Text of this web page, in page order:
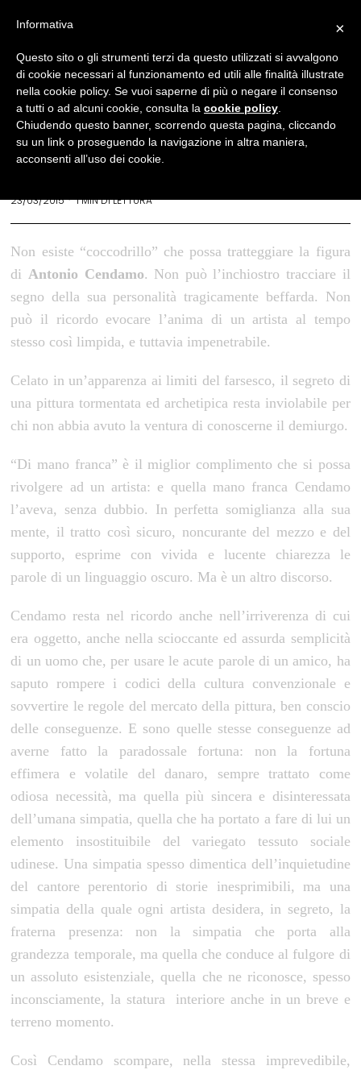
Arte
Addio ad Antonio
Cendamo, il Friuli piange il
suo artista
REDAZIONE
23/03/2015 1 MIN DI LETTURA
Non esiste “coccodrillo” che possa tratteggiare la figura
diAntonio Cendamo. Non può l’inchiostro tracciare il
segno della sua personalità tragicamente beffarda. Non
può il ricordo evocare l’anima di un artista al tempo
stesso così limpida, e tuttavia impenetrabile.
Celato in un’apparenza ai limiti del farsesco, il segreto di
una pittura tormentata ed archetipica resta inviolabile per
chi non abbia avuto la ventura di conoscerne il demiurgo.
“Di mano franca” è il miglior complimento che si possa
rivolgere ad un artista: e quella mano franca Cendamo
l’aveva, senza dubbio. In perfetta somiglianza alla sua
mente, il tratto così sicuro, noncurante del mezzo e del
supporto, esprime con vivida e lucente chiarezza le
parole di un linguaggio oscuro. Ma è un altro discorso.
Cendamo resta nel ricordo anche nell’irriverenza di cui
era oggetto, anche nella scioccante ed assurda semplicità
di un uomo che, per usare le acute parole di un amico, ha
saputo rompere i codici della cultura convenzionale e
sovvertire le regole del mercato della pittura, ben conscio
delle conseguenze. E sono quelle stesse conseguenze ad
averne fatto la paradossale fortuna: non la fortuna
effimera e volatile del danaro, sempre trattato come
odiosa necessità, ma quella più sincera e disinteressata
dell’umana simpatia, quella che ha portato a fare di lui un
elemento insostituibile del variegato tessuto sociale
udinese. Una simpatia spesso dimentica dell’inquietudine
del cantore perentorio di storie inesprimibili, ma una
simpatia della quale ogni artista desidera, in segreto, la
fraterna presenza: non la simpatia che porta alla
grandezza temporale, ma quella che conduce al fulgore di
un assoluto esistenziale, quella che ne riconosce, spesso
inconsciamente, la statura interiore anche in un breve e
terreno momento.
Così Cendamo scompare, nella stessa imprevedibile,
×
Informativa
Questo sito o gli strumenti terzi da questo utilizzati si avvalgono
di cookie necessari al funzionamento ed utili alle finalità illustrate
nella cookie policy. Se vuoi saperne di più o negare il consenso
a tutti o ad alcuni cookie, consulta la cookie policy
Chiudendo questo banner, scorrendo questa pagina, cliccando
su un link o proseguendo la navigazione in altra maniera,
acconsenti all’uso dei cookie.